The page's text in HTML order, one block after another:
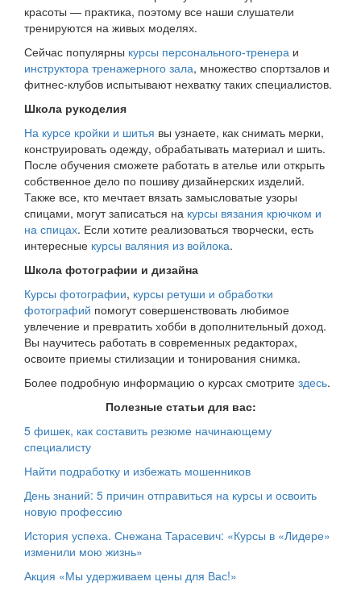
красоты — практика, поэтому все наши слушатели
тренируются на живых моделях.
Сейчас популярны курсы персонального-тренера и
инструктора тренажерного зала, множество спортзалов и
фитнес-клубов испытывают нехватку таких специалистов.
Школа рукоделия
На курсе кройки и шитья вы узнаете, как снимать мерки,
конструировать одежду, обрабатывать материал и шить.
После обучения сможете работать в ателье или открыть
собственное дело по пошиву дизайнерских изделий.
Также все, кто мечтает вязать замысловатые узоры
спицами, могут записаться на курсы вязания крючком и
на спицах. Если хотите реализоваться творчески, есть
интересные курсы валяния из войлока.
Школа фотографии и дизайна
Курсы фотографии, курсы ретуши и обработки
фотографий помогут совершенствовать любимое
увлечение и превратить хобби в дополнительный доход.
Вы научитесь работать в современных редакторах,
освоите приемы стилизации и тонирования снимка.
Более подробную информацию о курсах смотрите здесь.
Полезные статьи для вас:
5 фишек, как составить резюме начинающему
специалисту
Найти подработку и избежать мошенников
День знаний: 5 причин отправиться на курсы и освоить
новую профессию
История успеха. Снежана Тарасевич: «Курсы в «Лидере»
изменили мою жизнь»
Акция «Мы удерживаем цены для Вас!»